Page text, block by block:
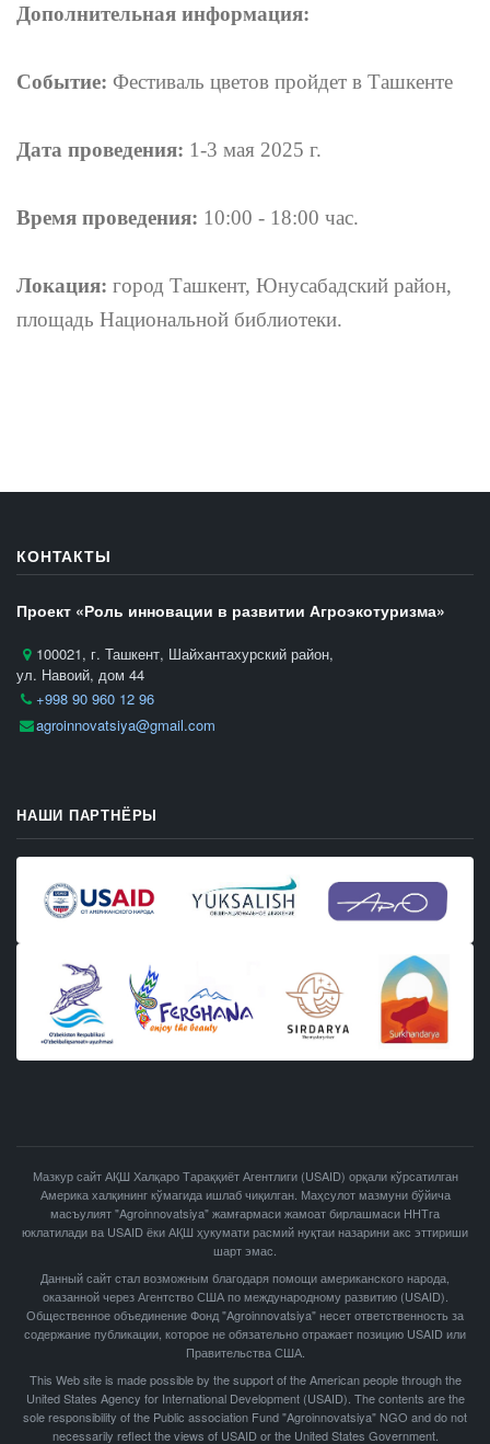
Дополнительная информация:
Событие: Фестиваль цветов пройдет в Ташкенте
Дата проведения: 1-3 мая 2025 г.
Время проведения: 10:00 - 18:00 час.
Локация: город Ташкент, Юнусабадский район,
площадь Национальной библиотеки.
КОНТАКТЫ
Проект «Роль инновации в развитии Агроэкотуризма»
100021, г. Ташкент, Шайхантахурский район,
ул. Навоий, дом 44
+998 90 960 12 96
agroinnovatsiya@gmail.com
НАШИ ПАРТНЁРЫ
Мазкур сайт АҚШ Халқаро Тараққиёт Агентлиги (USAID) орқали кўрсатилган
Америка халқининг кўмагида ишлаб чиқилган. Маҳсулот мазмуни бўйича
масъулият "Agroinnovatsiya" жамғармаси жамоат бирлашмаси ННТга
юклатилади ва USAID ёки АҚШ ҳукумати расмий нуқтаи назарини акс эттириши
шарт эмас.
Данный сайт стал возможным благодаря помощи американского народа,
оказанной через Агентство США по международному развитию (USAID).
Общественное объединение Фонд "Agroinnovatsiya" несет ответственность за
содержание публикации, которое не обязательно отражает позицию USAID или
Правительства США.
This Web site is made possible by the support of the American people through the
United States Agency for International Development (USAID). The contents are the
sole responsibility of the Public association Fund "Agroinnovatsiya" NGO and do not
necessarily reflect the views of USAID or the United States Government.